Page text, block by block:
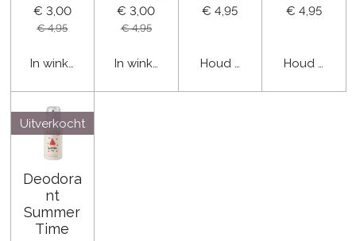
€ 3,00
€ 4,95
In winkelwagen
€ 3,00
€ 4,95
In winkelwagen
€ 4,95
Houd mij op de hoogte
€ 4,95
Houd mij
Uitverkocht
Deodora
nt
Summer
Time